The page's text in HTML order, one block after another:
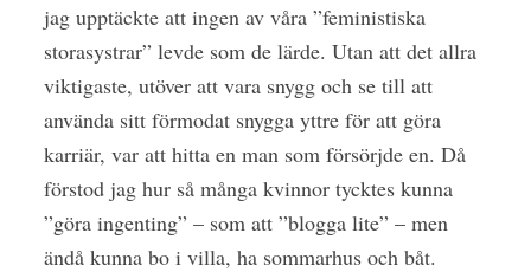
jag upptäckte att ingen av våra ”feministiska
storasystrar” levde som de lärde. Utan att det allra
viktigaste, utöver att vara snygg och se till att
använda sitt förmodat snygga yttre för att göra
karriär, var att hitta en man som försörjde en. Då
förstod jag hur så många kvinnor tycktes kunna
”göra ingenting” – som att ”blogga lite” – men
ändå kunna bo i villa, ha sommarhus och båt.